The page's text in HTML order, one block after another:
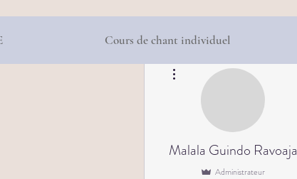
Cours de chant individuel
Malala Guindo Ravoaja
Administrateur
Plus d'actions